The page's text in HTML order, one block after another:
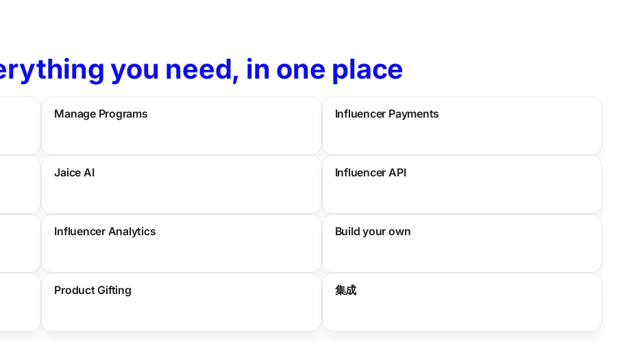
you need, in one place
Manage Programs Influencer Payments
Jaice AI Influencer API
Influencer Analytics Build your own
Product Gifting 集成